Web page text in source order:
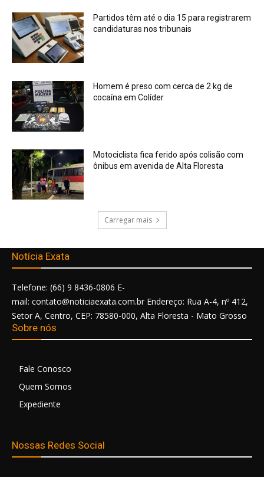
Partidos têm até o dia 15 para registrarem
candidaturas nos tribunais
Homem é preso com cerca de 2 kg de
cocaína em Colíder
Motociclista fica ferido após colisão com
ônibus em avenida de Alta Floresta
Carregar mais
Notícia Exata
Telefone: (66) 9 8436-0806 E-
mail: contato@noticiaexata.com.br Endereço: Rua A-4, nº 412,
Setor A, Centro, CEP: 78580-000, Alta Floresta - Mato Grosso
Sobre nós
Fale Conosco
Quem Somos
Expediente
Nossas Redes Social